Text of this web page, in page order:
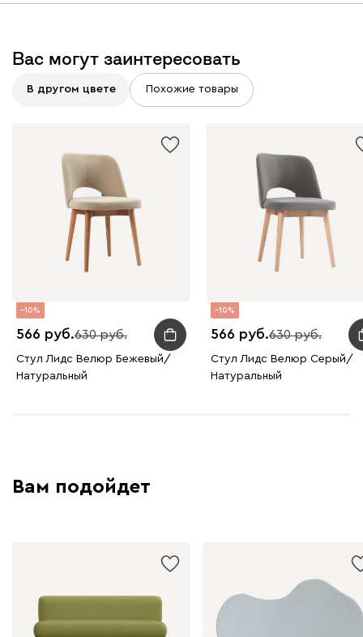
Вас могут заинтересовать
В другом цвете Похожие товары
10
566 630
Стул Лидс Велюр Бежевый/
Натуральный
10
566 630
Стул Лидс Велюр Серый/
Натуральный
Вам подойдет